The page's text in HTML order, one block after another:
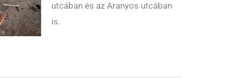
utcában és az Aranyos utcában
is.